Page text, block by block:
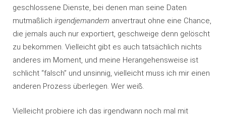
geschlossene Dienste, bei denen man seine Daten
mutmaßlich irgendjemandem anvertraut ohne eine Chance,
die jemals auch nur exportiert, geschweige denn gelöscht
zu bekommen. Vielleicht gibt es auch tatsächlich nichts
anderes im Moment, und meine Herangehensweise ist
schlicht “falsch” und unsinnig, vielleicht muss ich mir einen
anderen Prozess überlegen. Wer weiß.
Vielleicht probiere ich das irgendwann noch mal mit